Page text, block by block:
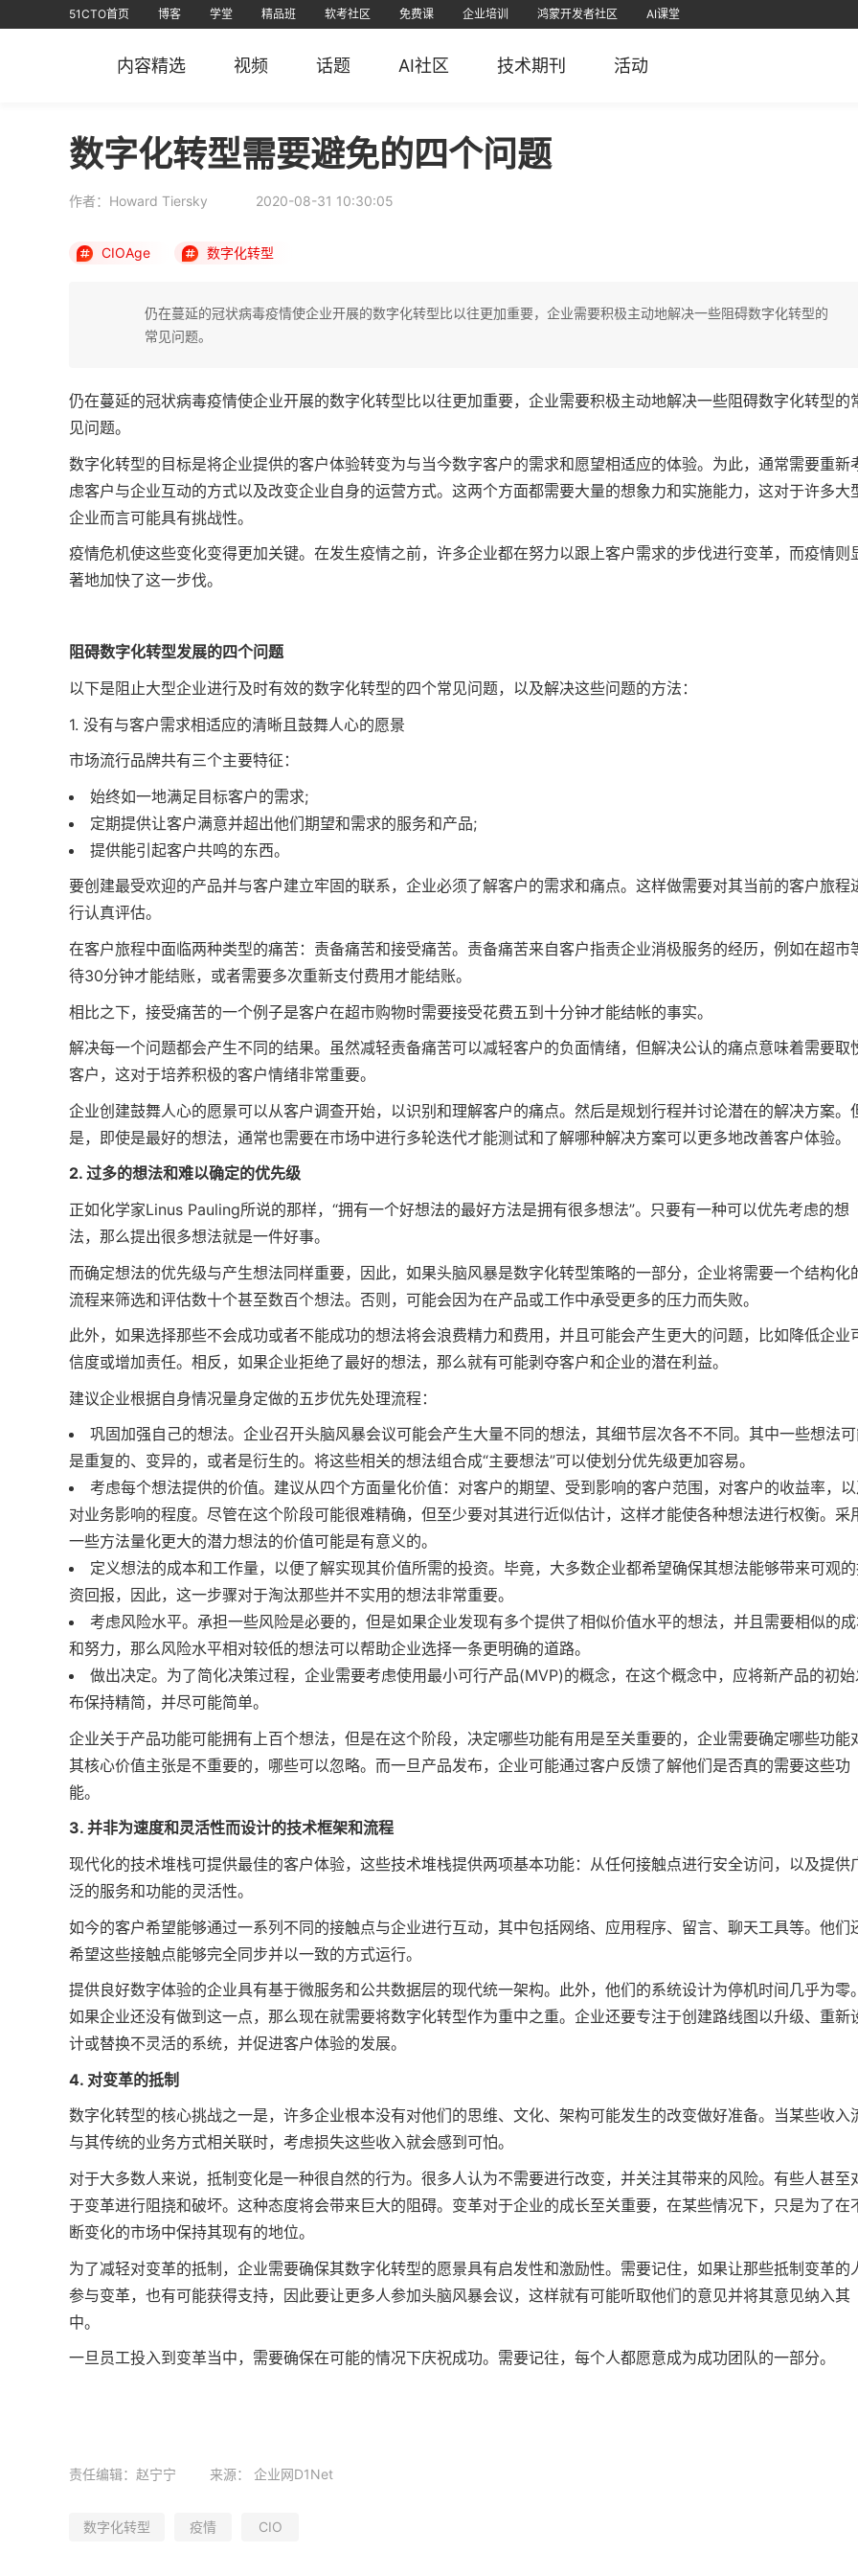
51CTO首页 博客 学堂 精品班 软考社区 免费课 企业培训 鸿蒙开发者社区 AI课堂
内容精选 视频 话题 AI社区 技术期刊 活动
数字化转型需要避免的四个问题
作者：Howard Tiersky 2020-08-31 10:30:05
CIOAge 数字化转型
仍在蔓延的冠状病毒疫情使企业开展的数字化转型比以往更加重要，企业需要积极主动地解决一些阻碍数字化转型的
常见问题。
仍在蔓延的冠状病毒疫情使企业开展的数字化转型比以往更加重要，企业需要积极主动地解决一些阻碍数字化转型的
见问题。
数字化转型的目标是将企业提供的客户体验转变为与当今数字客户的需求和愿望相适应的体验。为此，通常需要重新
虑客户与企业互动的方式以及改变企业自身的运营方式。这两个方面都需要大量的想象力和实施能力，这对于许多大
企业而言可能具有挑战性。
疫情危机使这些变化变得更加关键。在发生疫情之前，许多企业都在努力以跟上客户需求的步伐进行变革，而疫情则
著地加快了这一步伐。
阻碍数字化转型发展的四个问题
以下是阻止大型企业进行及时有效的数字化转型的四个常见问题，以及解决这些问题的方法：
1. 没有与客户需求相适应的清晰且鼓舞人心的愿景
市场流行品牌共有三个主要特征：
始终如一地满足目标客户的需求;
定期提供让客户满意并超出他们期望和需求的服务和产品;
提供能引起客户共鸣的东西。
要创建最受欢迎的产品并与客户建立牢固的联系，企业必须了解客户的需求和痛点。这样做需要对其当前的客户旅程
行认真评估。
在客户旅程中面临两种类型的痛苦：责备痛苦和接受痛苦。责备痛苦来自客户指责企业消极服务的经历，例如在超市
待30分钟才能结账，或者需要多次重新支付费用才能结账。
相比之下，接受痛苦的一个例子是客户在超市购物时需要接受花费五到十分钟才能结帐的事实。
解决每一个问题都会产生不同的结果。虽然减轻责备痛苦可以减轻客户的负面情绪，但解决公认的痛点意味着需要取
客户，这对于培养积极的客户情绪非常重要。
企业创建鼓舞人心的愿景可以从客户调查开始，以识别和理解客户的痛点。然后是规划行程并讨论潜在的解决方案。
是，即使是最好的想法，通常也需要在市场中进行多轮迭代才能测试和了解哪种解决方案可以更多地改善客户体验。
2. 过多的想法和难以确定的优先级
正如化学家Linus Pauling所说的那样，“拥有一个好想法的最好方法是拥有很多想法”。只要有一种可以优先考虑的想
法，那么提出很多想法就是一件好事。
而确定想法的优先级与产生想法同样重要，因此，如果头脑风暴是数字化转型策略的一部分，企业将需要一个结构化
流程来筛选和评估数十个甚至数百个想法。否则，可能会因为在产品或工作中承受更多的压力而失败。
此外，如果选择那些不会成功或者不能成功的想法将会浪费精力和费用，并且可能会产生更大的问题，比如降低企业
信度或增加责任。相反，如果企业拒绝了最好的想法，那么就有可能剥夺客户和企业的潜在利益。
建议企业根据自身情况量身定做的五步优先处理流程：
巩固加强自己的想法。企业召开头脑风暴会议可能会产生大量不同的想法，其细节层次各不不同。其中一些想法
是重复的、变异的，或者是衍生的。将这些相关的想法组合成“主要想法”可以使划分优先级更加容易。
考虑每个想法提供的价值。建议从四个方面量化价值：对客户的期望、受到影响的客户范围，对客户的收益率，
对业务影响的程度。尽管在这个阶段可能很难精确，但至少要对其进行近似估计，这样才能使各种想法进行权衡。采
一些方法量化更大的潜力想法的价值可能是有意义的。
定义想法的成本和工作量，以便了解实现其价值所需的投资。毕竟，大多数企业都希望确保其想法能够带来可观
资回报，因此，这一步骤对于淘汰那些并不实用的想法非常重要。
考虑风险水平。承担一些风险是必要的，但是如果企业发现有多个提供了相似价值水平的想法，并且需要相似的
和努力，那么风险水平相对较低的想法可以帮助企业选择一条更明确的道路。
做出决定。为了简化决策过程，企业需要考虑使用最小可行产品(MVP)的概念，在这个概念中，应将新产品的初始
布保持精简，并尽可能简单。
企业关于产品功能可能拥有上百个想法，但是在这个阶段，决定哪些功能有用是至关重要的，企业需要确定哪些功能
其核心价值主张是不重要的，哪些可以忽略。而一旦产品发布，企业可能通过客户反馈了解他们是否真的需要这些功
能。
3. 并非为速度和灵活性而设计的技术框架和流程
现代化的技术堆栈可提供最佳的客户体验，这些技术堆栈提供两项基本功能：从任何接触点进行安全访问，以及提供
泛的服务和功能的灵活性。
如今的客户希望能够通过一系列不同的接触点与企业进行互动，其中包括网络、应用程序、留言、聊天工具等。他们
希望这些接触点能够完全同步并以一致的方式运行。
提供良好数字体验的企业具有基于微服务和公共数据层的现代统一架构。此外，他们的系统设计为停机时间几乎为零。
如果企业还没有做到这一点，那么现在就需要将数字化转型作为重中之重。企业还要专注于创建路线图以升级、重新
计或替换不灵活的系统，并促进客户体验的发展。
4. 对变革的抵制
数字化转型的核心挑战之一是，许多企业根本没有对他们的思维、文化、架构可能发生的改变做好准备。当某些收入
与其传统的业务方式相关联时，考虑损失这些收入就会感到可怕。
对于大多数人来说，抵制变化是一种很自然的行为。很多人认为不需要进行改变，并关注其带来的风险。有些人甚至
于变革进行阻挠和破坏。这种态度将会带来巨大的阻碍。变革对于企业的成长至关重要，在某些情况下，只是为了在
断变化的市场中保持其现有的地位。
为了减轻对变革的抵制，企业需要确保其数字化转型的愿景具有启发性和激励性。需要记住，如果让那些抵制变革的
参与变革，也有可能获得支持，因此要让更多人参加头脑风暴会议，这样就有可能听取他们的意见并将其意见纳入其
中。
一旦员工投入到变革当中，需要确保在可能的情况下庆祝成功。需要记往，每个人都愿意成为成功团队的一部分。
责任编辑：赵宁宁 来源： 企业网D1Net
数字化转型 疫情 CIO